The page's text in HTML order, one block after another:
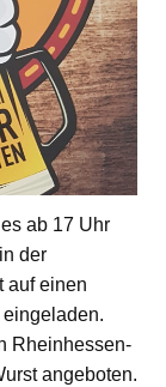
ab 17 Uhr
der
auf einen
Rheinhessen-
angeboten.